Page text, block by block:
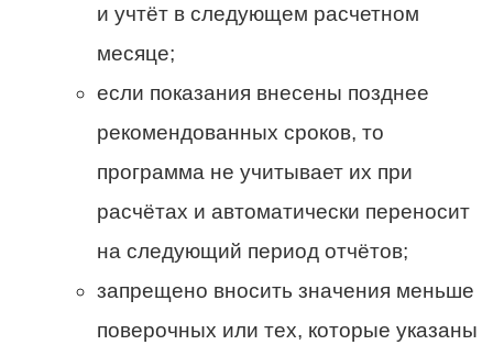
и учтёт в следующем расчетном
месяце;
если показания внесены позднее
рекомендованных сроков, то
программа не учитывает их при
расчётах и автоматически переносит
на следующий период отчётов;
запрещено вносить значения меньше
поверочных или тех, которые указаны